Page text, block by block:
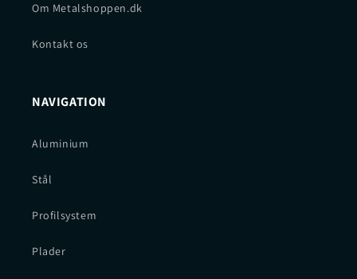
Om Metalshoppen.dk
Kontakt os
NAVIGATION
Aluminium
Stål
Profilsystem
Plader